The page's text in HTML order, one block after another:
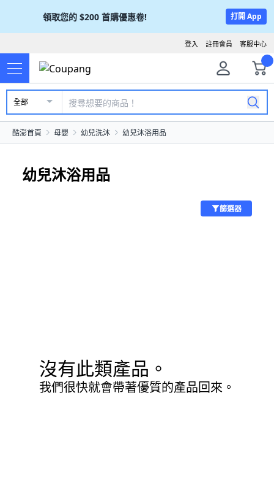
領取您的 $200 首購優惠卷! 打開 App
客服中心
註冊會員
登入
全部
酷澎首頁 母嬰 幼兒洗沐 幼兒沐浴用品
幼兒沐浴用品
篩選器
沒有此類產品。
我們很快就會帶著優質的產品回來。